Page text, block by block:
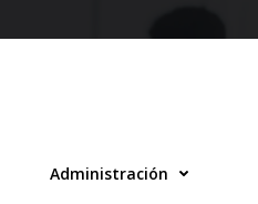
Administración